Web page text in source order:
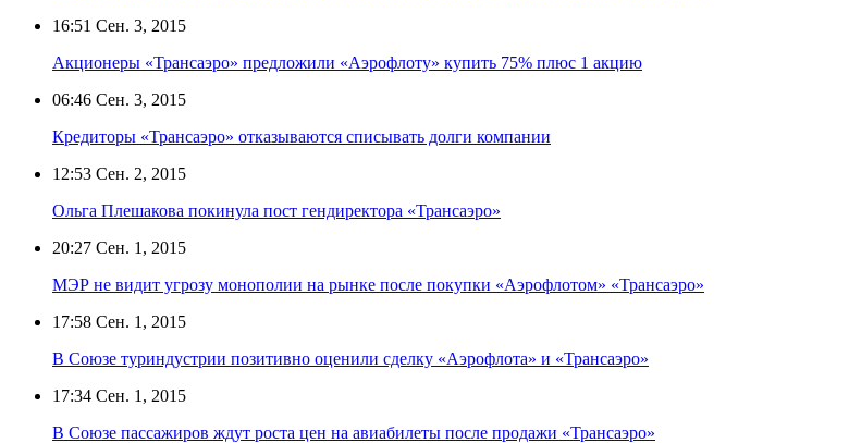
16:51 Сен. 3, 2015
Акционеры «Трансаэро» предложили «Аэрофлоту» купить 75% плюс 1 акцию
06:46 Сен. 3, 2015
Кредиторы «Трансаэро» отказываются списывать долги компании
12:53 Сен. 2, 2015
Ольга Плешакова покинула пост гендиректора «Трансаэро»
20:27 Сен. 1, 2015
МЭР не видит угрозу монополии на рынке после покупки «Аэрофлотом» «Трансаэро»
17:58 Сен. 1, 2015
В Союзе туриндустрии позитивно оценили сделку «Аэрофлота» и «Трансаэро»
17:34 Сен. 1, 2015
В Союзе пассажиров ждут роста цен на авиабилеты после продажи «Трансаэро»